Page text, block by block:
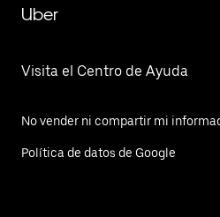
Uber
Visita el Centro de Ayuda
No vender ni compartir mi
Política de datos de Google